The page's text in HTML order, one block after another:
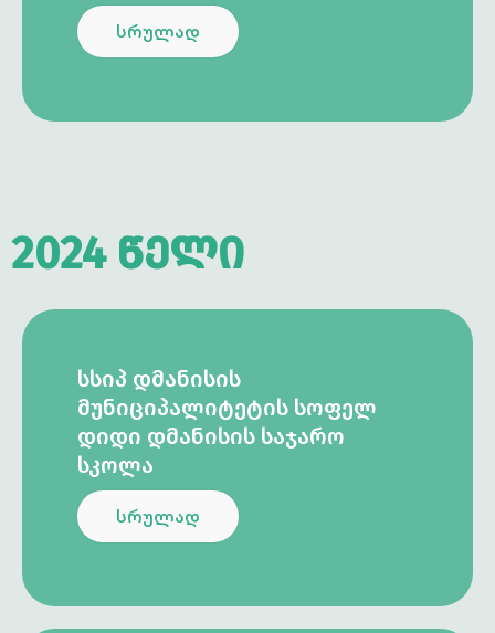
სრულად
2024 წელი
ᲡᲡᲘᲞ ᲓᲛᲐᲜᲘᲡᲘᲡ
ᲛᲣᲜᲘᲪᲘᲞᲐᲚᲘᲢᲔᲢᲘᲡ ᲡᲝᲤᲔᲚ
ᲓᲘᲓᲘ ᲓᲛᲐᲜᲘᲡᲘᲡ ᲡᲐᲯᲐᲠᲝ
ᲡᲙᲝᲚᲐ
სრულად